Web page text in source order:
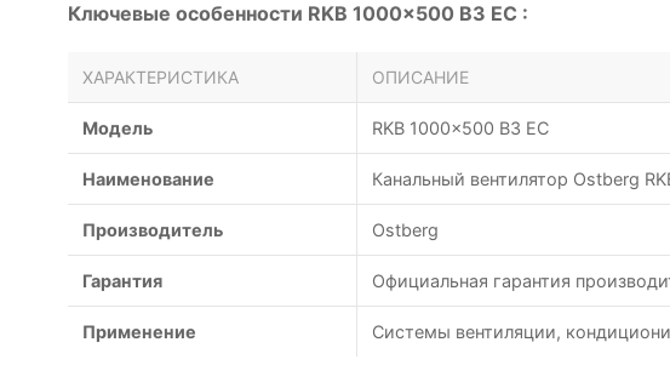
Ключевые особенности RKB 1000x500 B3 EC :
ХАРАКТЕРИСТИКА ОПИСАНИЕ
Модель RKB 1000x500 B3 EC
Наименование Канальный вентилятор Ostberg
Производитель Ostberg
Гарантия Официальная гарантия
Применение Системы вентиляции,